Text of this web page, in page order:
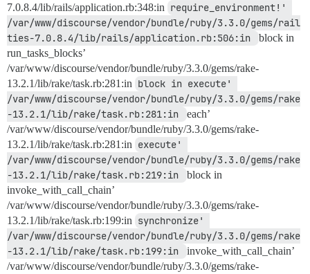
7.0.8.4/lib/rails/application.rb:348:in require_environment!'
/var/www/discourse/vendor/bundle/ruby/3.3.0/gems/rail
ties-7.0.8.4/lib/rails/application.rb:506:in
block in
run_tasks_blocks’
/var/www/discourse/vendor/bundle/ruby/3.3.0/gems/rake-
13.2.1/lib/rake/task.rb:281:in block in execute'
/var/www/discourse/vendor/bundle/ruby/3.3.0/gems/rake
-13.2.1/lib/rake/task.rb:281:in
each’
/var/www/discourse/vendor/bundle/ruby/3.3.0/gems/rake-
13.2.1/lib/rake/task.rb:281:in execute'
/var/www/discourse/vendor/bundle/ruby/3.3.0/gems/rake
-13.2.1/lib/rake/task.rb:219:in
block in
invoke_with_call_chain’
/var/www/discourse/vendor/bundle/ruby/3.3.0/gems/rake-
13.2.1/lib/rake/task.rb:199:in synchronize'
/var/www/discourse/vendor/bundle/ruby/3.3.0/gems/rake
-13.2.1/lib/rake/task.rb:199:in
invoke_with_call_chain’
/var/www/discourse/vendor/bundle/ruby/3.3.0/gems/rake-